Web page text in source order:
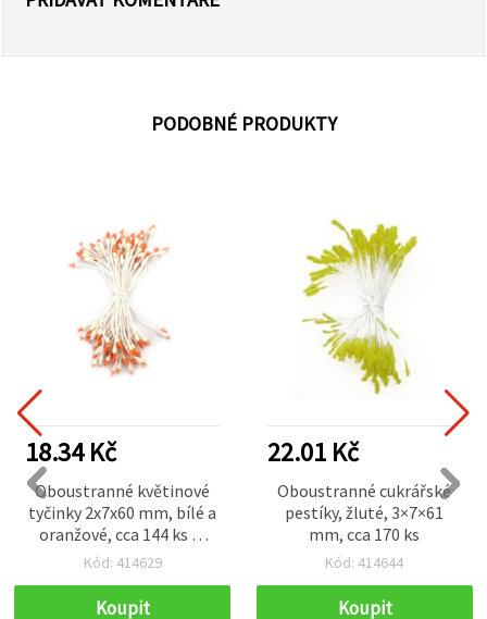
PODOBNÉ PRODUKTY
18.34 Kč
Oboustranné květinové
tyčinky 2x7x60 mm, bílé a
oranžové, cca 144 ks —
hobby potřeby pro výrobu
výrobu přání a zdobení
Kód: 414629
Koupit
22.01 Kč
Oboustranné cukrářské
pestíky, žluté, 3×7×61
mm, cca 170 ks
Kód: 414644
Koupit